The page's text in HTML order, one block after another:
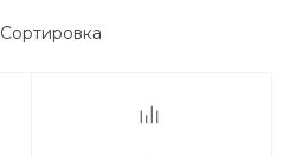
Сортировка